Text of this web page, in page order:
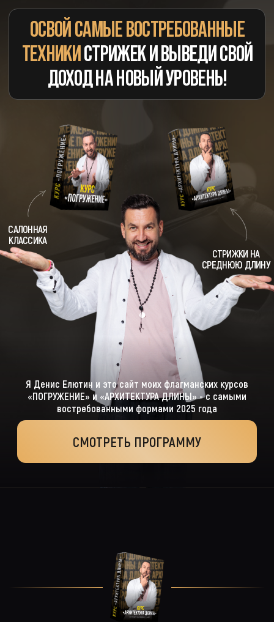
ОСВОЙ САМЫЕ ВОСТРЕБОВАННЫЕ
ТЕХНИКИСТРИЖЕК И ВЫВЕДИ СВОЙ
ДОХОД НА НОВЫЙ УРОВЕНЬ!
СТРИЖКИ НА
СРЕДНЮЮ ДЛИНУ
СМОТРЕТЬ ПРОГРАММУ
Я Денис Елютин и это сайт моих флагманских курсов
«ПОГРУЖЕНИЕ» и «АРХИТЕКТУРА ДЛИНЫ» - с самыми
востребованными формами 2025 года
ПРАКТИЧЕСКИЙ